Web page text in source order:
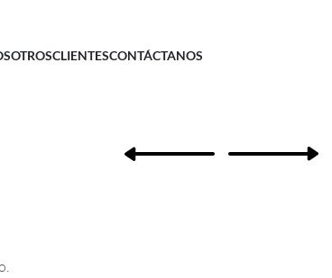
CLIENTESCONTÁCTANOS